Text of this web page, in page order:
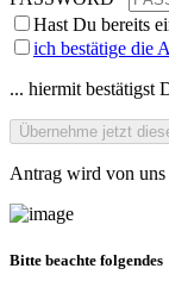
Hast Du bereits
ich bestätige die
... hiermit bestätigst
Antrag wird von
Bitte beachte folgendes